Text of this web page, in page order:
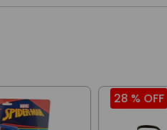
28 % OFF